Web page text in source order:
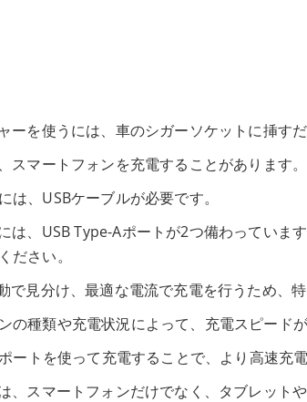
ーを使うには、車のシガーソケットに挿すだ
スマートフォンを充電することがあります。
は、USBケーブルが必要です。
は、USB Type-Aポートが2つ備わっていま
ださい。
で見分け、最適な電流で充電を行うため、
の種類や充電状況によって、充電スピード
ートを使って充電することで、より高速充
、スマートフォンだけでなく、タブレット